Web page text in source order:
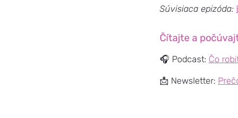
Súvisiaca epizóda:
Čítajte a
🎧 Podcast: Čo
📩 Newsletter: